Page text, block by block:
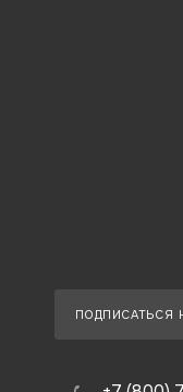
ПОДПИСАТЬСЯ